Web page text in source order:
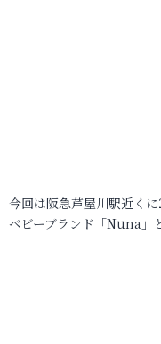
今回は阪急芦屋川駅近く
ベビーブランド「Nuna」